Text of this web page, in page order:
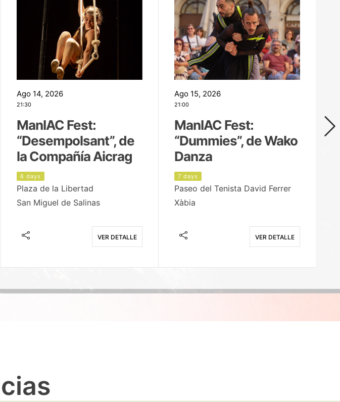
Ago 14, 2026
21:30
ManIAC Fest:
“Desempolsant”, de
la Compañía Aicrag
6 days
Plaza de la Libertad
San Miguel de Salinas
VER DETALLE
Ago 15, 2026
21:00
ManIAC Fest:
“Dummies”, de Wako
Danza
7 days
Paseo del Tenista David Ferrer
Xàbia
VER DETALLE